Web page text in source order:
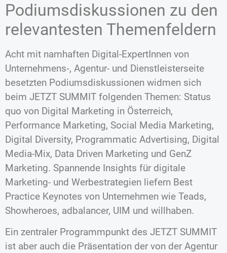
Podiumsdiskussionen zu den
relevantesten Themenfeldern
Acht mit namhaften Digital-ExpertInnen von
Unternehmens‑, Agentur- und Dienstleisterseite
besetzten Podiumsdiskussionen widmen sich
beim JETZT SUMMIT folgenden Themen: Status
quo von Digital Marketing in Österreich,
Performance Marketing, Social Media Marketing,
Digital Diversity, Programmatic Advertising, Digital
Media-Mix, Data Driven Marketing und GenZ
Marketing. Spannende Insights für digitale
Marketing- und Werbestrategien liefern Best
Practice Keynotes von Unternehmen wie Teads,
Showheroes, adbalancer, UIM und willhaben.
Ein zentraler Programmpunkt des JETZT SUMMIT
ist aber auch die Präsentation der von der Agentur